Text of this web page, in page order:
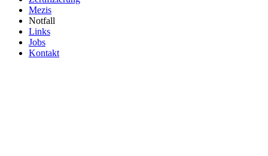
Mezis
Notfall
Links
Jobs
Kontakt